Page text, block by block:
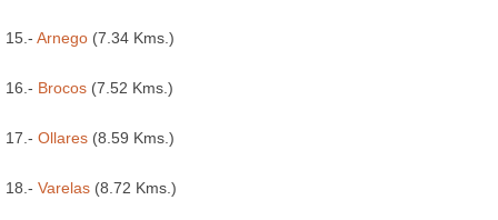
15.- Arnego (7.34 Kms.)
16.- Brocos (7.52 Kms.)
17.- Ollares (8.59 Kms.)
18.- Varelas (8.72 Kms.)